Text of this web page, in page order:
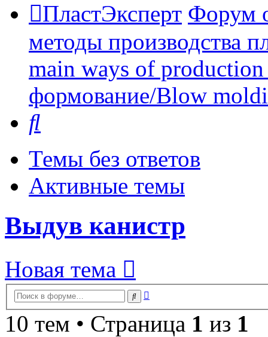
ПластЭксперт Форум
методы производства
main ways of
формование/Blow
Темы без ответов
Активные темы
Выдув канистр
Новая тема
Поиск
10 тем • Страница 1 из 1